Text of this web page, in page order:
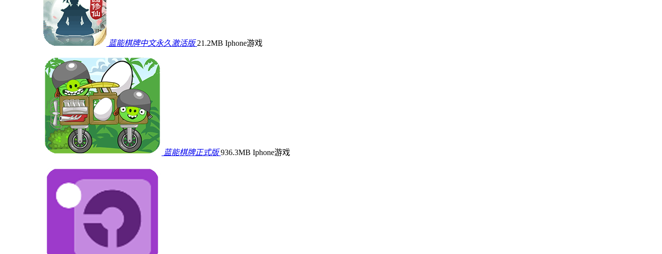
蓝能棋牌中文永久激活版 21.2MB Iphone游戏
蓝能棋牌正式版 936.3MB Iphone游戏